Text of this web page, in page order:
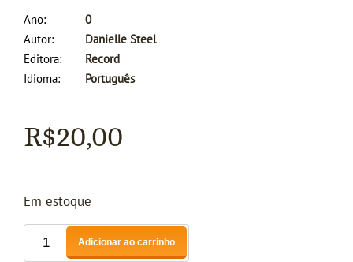
Ano
0
Autor
Danielle Steel
Editora
Record
Idioma
Português
R$20,00
Em estoque
Adicionar ao carrinho